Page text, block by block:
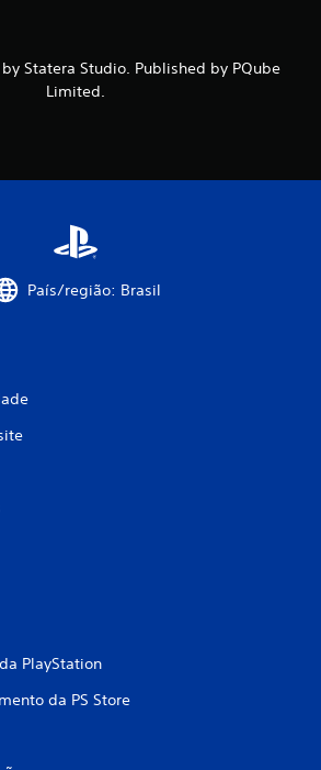
Statera Studio. Published by PQube
Limited.
País/região: Brasil
PlayStation
da PS Store